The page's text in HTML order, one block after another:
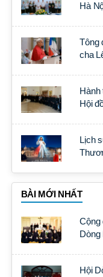
Hà
Tông
cha
Hành
Hội
Lịch
BÀI MỚI NHẤT
Cộng
Dòng
Hội